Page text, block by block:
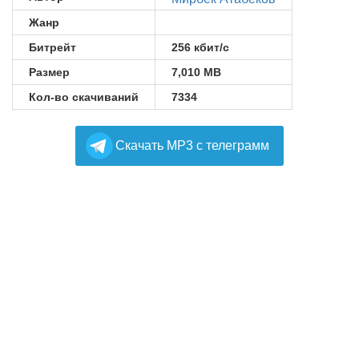
Жанр
Битрейт
256 кбит/с
Размер
7,010 MB
Кол-во скачиваний
7334
Cкачать MP3 с телеграмм